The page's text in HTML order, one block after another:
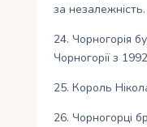
за незалежність.
24. Чорногорія
Чорногорії з
25. Король
26. Чорногорці